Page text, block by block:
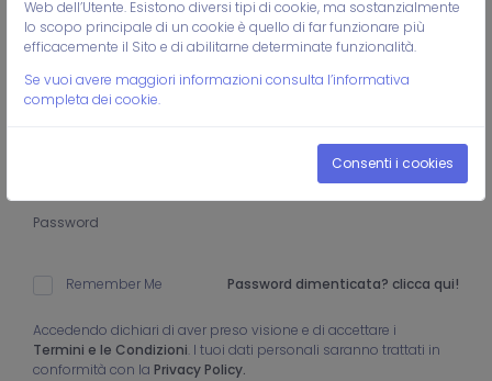
Login
Remember Me Password dimenticata? clicca qui!
Accedendo dichiari di aver preso visione e di accettare i
Termini e le Condizioni. I tuoi dati personali saranno trattati in
conformità con la Privacy Policy.
Web dell’Utente. Esistono diversi tipi di cookie, ma sostanzialmente
lo scopo principale di un cookie è quello di far funzionare più
efficacemente il Sito e di abilitarne determinate funzionalità.
Se vuoi avere maggiori informazioni consulta l’informativa
completa dei cookie.
Consenti i cookies